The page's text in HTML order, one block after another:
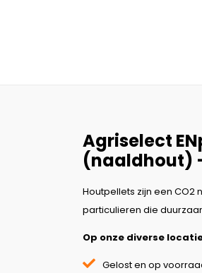
Agriselect
(naaldhout)
Houtpellets zijn een CO2
particulieren die
Op onze diverse
Gelost en op